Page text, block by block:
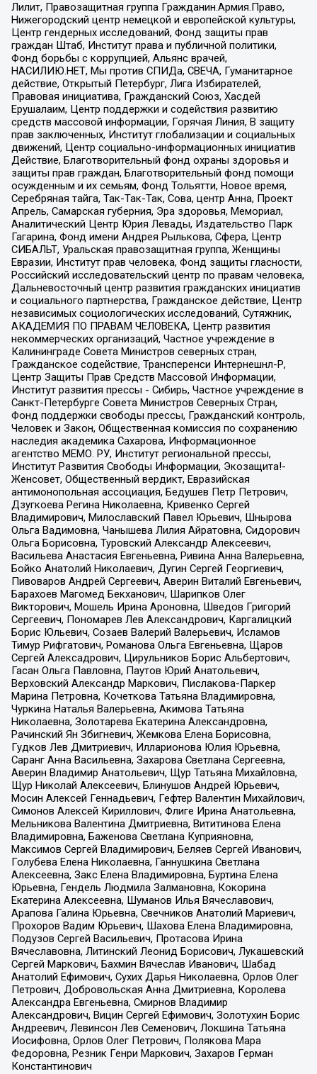
Лилит, Правозащитная группа Гражданин.Армия.Право,
Нижегородский центр немецкой и европейской культуры,
Центр гендерных исследований, Фонд защиты прав
граждан Штаб, Институт права и публичной политики,
Фонд борьбы с коррупцией, Альянс врачей,
НАСИЛИЮ.НЕТ, Мы против СПИДа, СВЕЧА, Гуманитарное
действие, Открытый Петербург, Лига Избирателей,
Правовая инициатива, Гражданский Союз, Хасдей
Ерушалаим, Центр поддержки и содействия развитию
средств массовой информации, Горячая Линия, В защиту
прав заключенных, Институт глобализации и социальных
движений, Центр социально-информационных инициатив
Действие, Благотворительный фонд охраны здоровья и
защиты прав граждан, Благотворительный фонд помощи
осужденным и их семьям, Фонд Тольятти, Новое время,
Серебряная тайга, Так-Так-Так, Сова, центр Анна, Проект
Апрель, Самарская губерния, Эра здоровья, Мемориал,
Аналитический Центр Юрия Левады, Издательство Парк
Гагарина, Фонд имени Андрея Рылькова, Сфера, Центр
СИБАЛЬТ, Уральская правозащитная группа, Женщины
Евразии, Институт прав человека, Фонд защиты гласности,
Российский исследовательский центр по правам человека,
Дальневосточный центр развития гражданских инициатив
и социального партнерства, Гражданское действие, Центр
независимых социологических исследований, Сутяжник,
АКАДЕМИЯ ПО ПРАВАМ ЧЕЛОВЕКА, Центр развития
некоммерческих организаций, Частное учреждение в
Калининграде Совета Министров северных стран,
Гражданское содействие, Трансперенси Интернешнл-Р,
Центр Защиты Прав Средств Массовой Информации,
Институт развития прессы - Сибирь, Частное учреждение в
Санкт-Петербурге Совета Министров Северных Стран,
Фонд поддержки свободы прессы, Гражданский контроль,
Человек и Закон, Общественная комиссия по сохранению
наследия академика Сахарова, Информационное
агентство МЕМО. РУ, Институт региональной прессы,
Институт Развития Свободы Информации, Экозащита!-
Женсовет, Общественный вердикт, Евразийская
антимонопольная ассоциация, Бедушев Петр Петрович,
Дзугкоева Регина Николаевна, Кривенко Сергей
Владимирович, Милославский Павел Юрьевич, Шнырова
Ольга Вадимовна, Чанышева Лилия Айратовна, Сидорович
Ольга Борисовна, Туровский Александр Алексеевич,
Васильева Анастасия Евгеньевна, Ривина Анна Валерьевна,
Бойко Анатолий Николаевич, Дугин Сергей Георгиевич,
Пивоваров Андрей Сергеевич, Аверин Виталий Евгеньевич,
Барахоев Магомед Бекханович, Шарипков Олег
Викторович, Мошель Ирина Ароновна, Шведов Григорий
Сергеевич, Пономарев Лев Александрович, Каргалицкий
Борис Юльевич, Созаев Валерий Валерьевич, Исламов
Тимур Рифгатович, Романова Ольга Евгеньевна, Щаров
Сергей Алексадрович, Цирульников Борис Альбертович,
Гасан Ольга Павловна, Паутов Юрий Анатольевич,
Верховский Александр Маркович, Пислакова-Паркер
Марина Петровна, Кочеткова Татьяна Владимировна,
Чуркина Наталья Валерьевна, Акимова Татьяна
Николаевна, Золотарева Екатерина Александровна,
Рачинский Ян Збигневич, Жемкова Елена Борисовна,
Гудков Лев Дмитриевич, Илларионова Юлия Юрьевна,
Саранг Анна Васильевна, Захарова Светлана Сергеевна,
Аверин Владимир Анатольевич, Щур Татьяна Михайловна,
Щур Николай Алексеевич, Блинушов Андрей Юрьевич,
Мосин Алексей Геннадьевич, Гефтер Валентин Михайлович,
Симонов Алексей Кириллович, Флиге Ирина Анатольевна,
Мельникова Валентина Дмитриевна, Вититинова Елена
Владимировна, Баженова Светлана Куприяновна,
Максимов Сергей Владимирович, Беляев Сергей Иванович,
Голубева Елена Николаевна, Ганнушкина Светлана
Алексеевна, Закс Елена Владимировна, Буртина Елена
Юрьевна, Гендель Людмила Залмановна, Кокорина
Екатерина Алексеевна, Шуманов Илья Вячеславович,
Арапова Галина Юрьевна, Свечников Анатолий Мариевич,
Прохоров Вадим Юрьевич, Шахова Елена Владимировна,
Подузов Сергей Васильевич, Протасова Ирина
Вячеславовна, Литинский Леонид Борисович, Лукашевский
Сергей Маркович, Бахмин Вячеслав Иванович, Шабад
Анатолий Ефимович, Сухих Дарья Николаевна, Орлов Олег
Петрович, Добровольская Анна Дмитриевна, Королева
Александра Евгеньевна, Смирнов Владимир
Александрович, Вицин Сергей Ефимович, Золотухин Борис
Андреевич, Левинсон Лев Семенович, Локшина Татьяна
Иосифовна, Орлов Олег Петрович, Полякова Мара
Федоровна, Резник Генри Маркович, Захаров Герман
Константинович